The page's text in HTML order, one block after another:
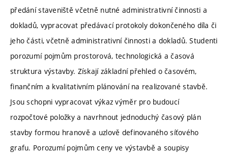
předání staveniště včetně nutné administrativní činnosti a
dokladů, vypracovat předávací protokoly dokončeného díla či
jeho části, včetně administrativní činnosti a dokladů. Studenti
porozumí pojmům prostorová, technologická a časová
struktura výstavby. Získají základní přehled o časovém,
finančním a kvalitativním plánování na realizované stavbě.
Jsou schopni vypracovat výkaz výměr pro budoucí
rozpočtové položky a navrhnout jednoduchý časový plán
stavby formou hranově a uzlově definovaného síťového
grafu. Porozumí pojmům ceny ve výstavbě a soupisy